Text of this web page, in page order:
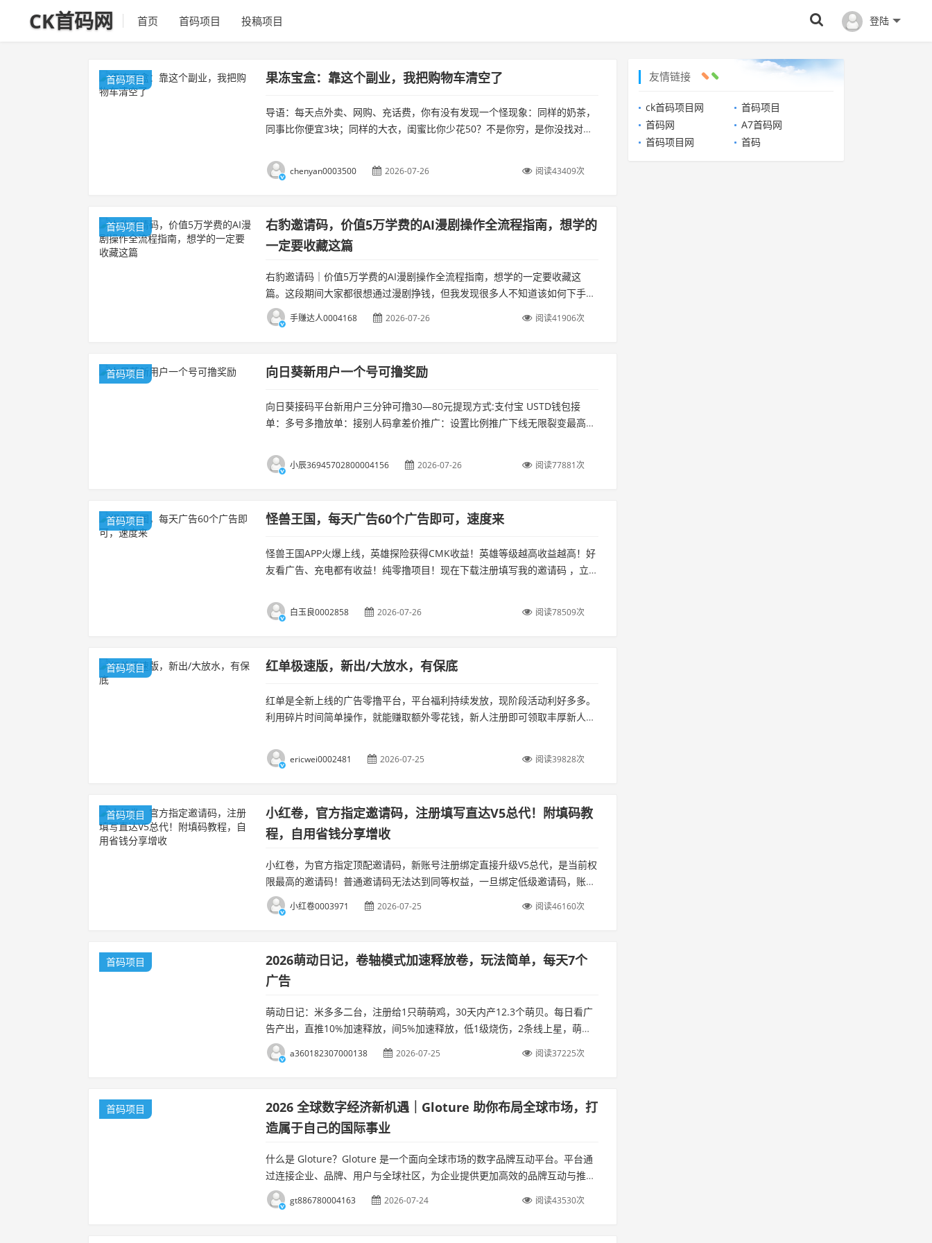
CK首码网 登陆
首页 首码项目 投稿项目
首码项目 果冻宝盒：靠这个副业，我把购物车清空了
导语：每天点外卖、网购、充话费，你有没有发现一个怪现象：同样的奶茶，
同事比你便宜3块；同样的大衣，闺蜜比你少花50？不是你穷，是你没找对路
chenyan0003500 2026-07-26 阅读43409次
首码项目
右豹邀请码，价值5万学费的AI漫剧操作全流程指南，想学的
一定要收藏这篇
右豹邀请码｜价值5万学费的AI漫剧操作全流程指南，想学的一定要收藏这
篇。这段期间大家都很想通过漫剧挣钱，但我发现很多人不知道该如何下手，
不清楚从制作到变现的全过程。这篇文章建议大家先收藏。...
手赚达人0004168 2026-07-26 阅读41906次
首码项目 向日葵新用户一个号可撸奖励
向日葵接码平台新用户三分钟可撸30—80元提现方式:支付宝 USTD钱包接
单：多号多撸放单：接别人码拿差价推广：设置比例推广下线无限裂变最高拿
小辰36945702800004156 2026-07-26 阅读77881次
首码项目 怪兽王国，每天广告60个广告即可，速度来
怪兽王国APP火爆上线，英雄探险获得CMK收益！英雄等级越高收益越高！好
友看广告、充电都有收益！纯零撸项目！现在下载注册填写我的邀请码 ，立即
白玉良0002858 2026-07-26 阅读78509次
首码项目 红单极速版，新出/大放水，有保底
红单是全新上线的广告零撸平台，平台福利持续发放，现阶段活动利好多多。
利用碎片时间简单操作，就能赚取额外零花钱，新人注册即可领取丰厚新人红
ericwei0002481 2026-07-25 阅读39828次
首码项目
小红卷，官方指定邀请码，注册填写直达V5总代！附填码教
程，自用省钱分享增收
小红卷，为官方指定顶配邀请码，新账号注册绑定直接升级V5总代，是当前权
限最高的邀请码！普通邀请码无法达到同等权益，一旦绑定低级邀请码，账号
后期升级慢，新手务必重视。一、邀请码保姆级填写步骤。...
小红卷0003971 2026-07-25 阅读46160次
首码项目
2026萌动日记，卷轴模式加速释放卷，玩法简单，每天7个
广告
萌动日记：米多多二台，注册给1只萌萌鸡，30天内产12.3个萌贝。每日看广
告产出，直推10%加速释放，间5%加速释放，低1级烧伤，2条线上星，萌贝
需余额保留10个可出，初始预计10米1个。萌动日记每天看7个广告。...
a360182307000138 2026-07-25 阅读37225次
首码项目
2026 全球数字经济新机遇｜Gloture 助你布局全球市场，打
造属于自己的国际事业
什么是 Gloture？Gloture 是一个面向全球市场的数字品牌互动平台。平台通
过连接企业、品牌、用户与全球社区，为企业提供更加高效的品牌互动与推广
服务，同时也为全球会员打造一个长期发展的数字商业生态。...
gt886780004163 2026-07-24 阅读43530次
友情链接
ck首码项目网
首码项目
首码网
A7首码网
首码项目网
首码